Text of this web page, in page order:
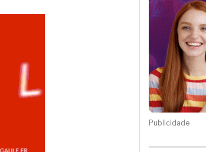
Publicidade